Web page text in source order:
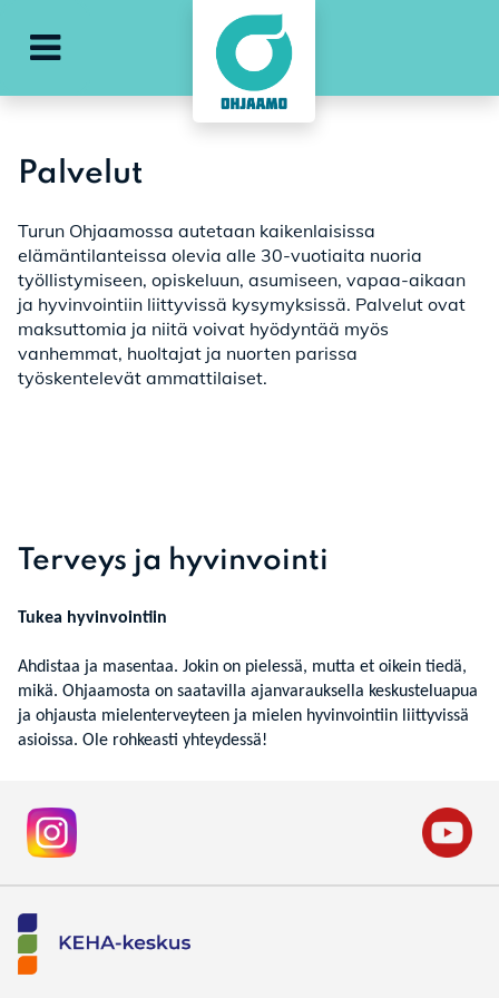
Avaa päävalikko
Palvelut
Turun Ohjaamossa autetaan kaikenlaisissa
elämäntilanteissa olevia alle 30-vuotiaita nuoria
työllistymiseen, opiskeluun, asumiseen, vapaa-aikaan
ja hyvinvointiin liittyvissä kysymyksissä. Palvelut ovat
maksuttomia ja niitä voivat hyödyntää myös
vanhemmat, huoltajat ja nuorten parissa
työskentelevät ammattilaiset.
Terveys ja hyvinvointi
Tukea hyvinvointiin
Ahdistaa ja masentaa. Jokin on pielessä, mutta et oikein tiedä,
mikä. Ohjaamosta on saatavilla ajanvarauksella keskusteluapua
ja ohjausta mielenterveyteen ja mielen hyvinvointiin liittyvissä
asioissa. Ole rohkeasti yhteydessä!